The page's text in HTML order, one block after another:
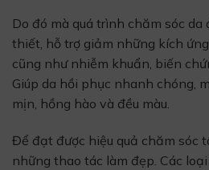
Do đó mà quá trình chăm sóc
thiết, hỗ trợ giảm những kích
cũng như nhiễm khuẩn, biến
Giúp da hồi phục nhanh chóng,
mịn, hồng hào và đều màu.
Để đạt được hiệu quả chăm sóc
những thao tác làm đẹp. Các